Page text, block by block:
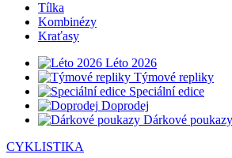
Tílka
Kombinézy
Kraťasy
Léto 2026
Týmové repliky
Speciální edice
Doprodej
Dárkové poukazy
CYKLISTIKA